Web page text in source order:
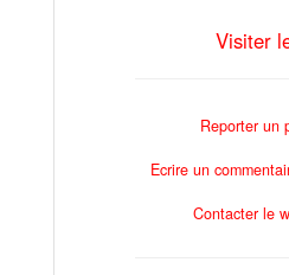
Visiter
Reporter un
Ecrire un
Contacter le